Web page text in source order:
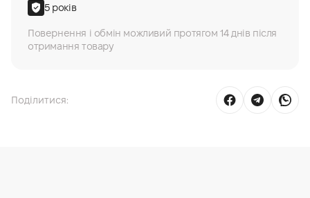
5 років
Повернення і обмін можливий протягом 14 днів після
отримання товару
Поділитися: